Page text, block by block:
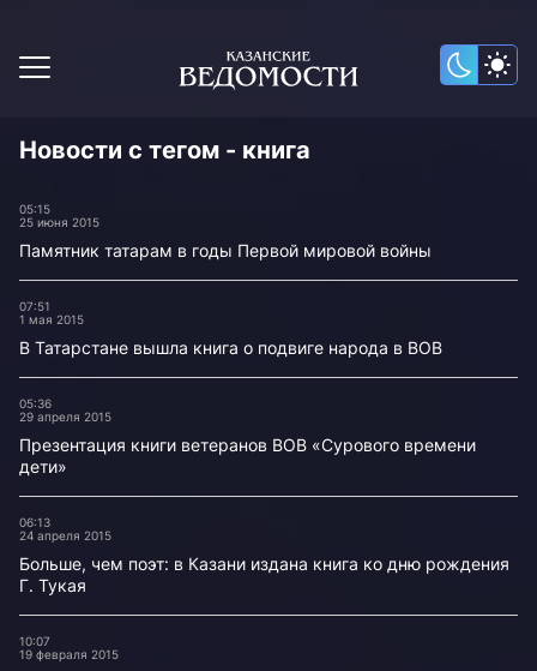
Новости с тегом - книга
05:15
25 июня 2015
Памятник татарам в годы Первой мировой войны
07:51
1 мая 2015
В Татарстане вышла книга о подвиге народа в ВОВ
05:36
29 апреля 2015
Презентация книги ветеранов ВОВ «Сурового времени
дети»
06:13
24 апреля 2015
Больше, чем поэт: в Казани издана книга ко дню рождения
Г. Тукая
10:07
19 февраля 2015